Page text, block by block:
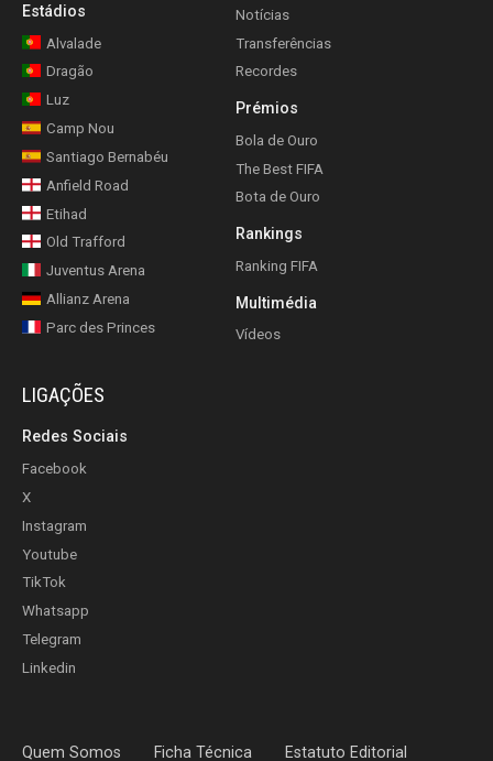
Estádios
Alvalade
Dragão
Luz
Camp Nou
Santiago Bernabéu
Anfield Road
Etihad
Old Trafford
Juventus Arena
Allianz Arena
Parc des Princes
Notícias
Transferências
Recordes
Prémios
Bola de Ouro
The Best FIFA
Bota de Ouro
Rankings
Ranking FIFA
Multimédia
Vídeos
LIGAÇÕES
Redes Sociais
Facebook
X
Instagram
Youtube
TikTok
Whatsapp
Telegram
Linkedin
Quem Somos Ficha Técnica Estatuto Editorial